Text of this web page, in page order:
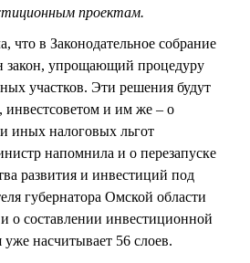
проектам.
в Законодательное собрание
закон, упрощающий процедуру
участков. Эти решения будут
инвестсоветом и им же – о
иных налоговых льгот
напомнила и о перезапуске
развития и инвестиций под
губернатора Омской области
составлении инвестиционной
уже насчитывает 56 слоев.